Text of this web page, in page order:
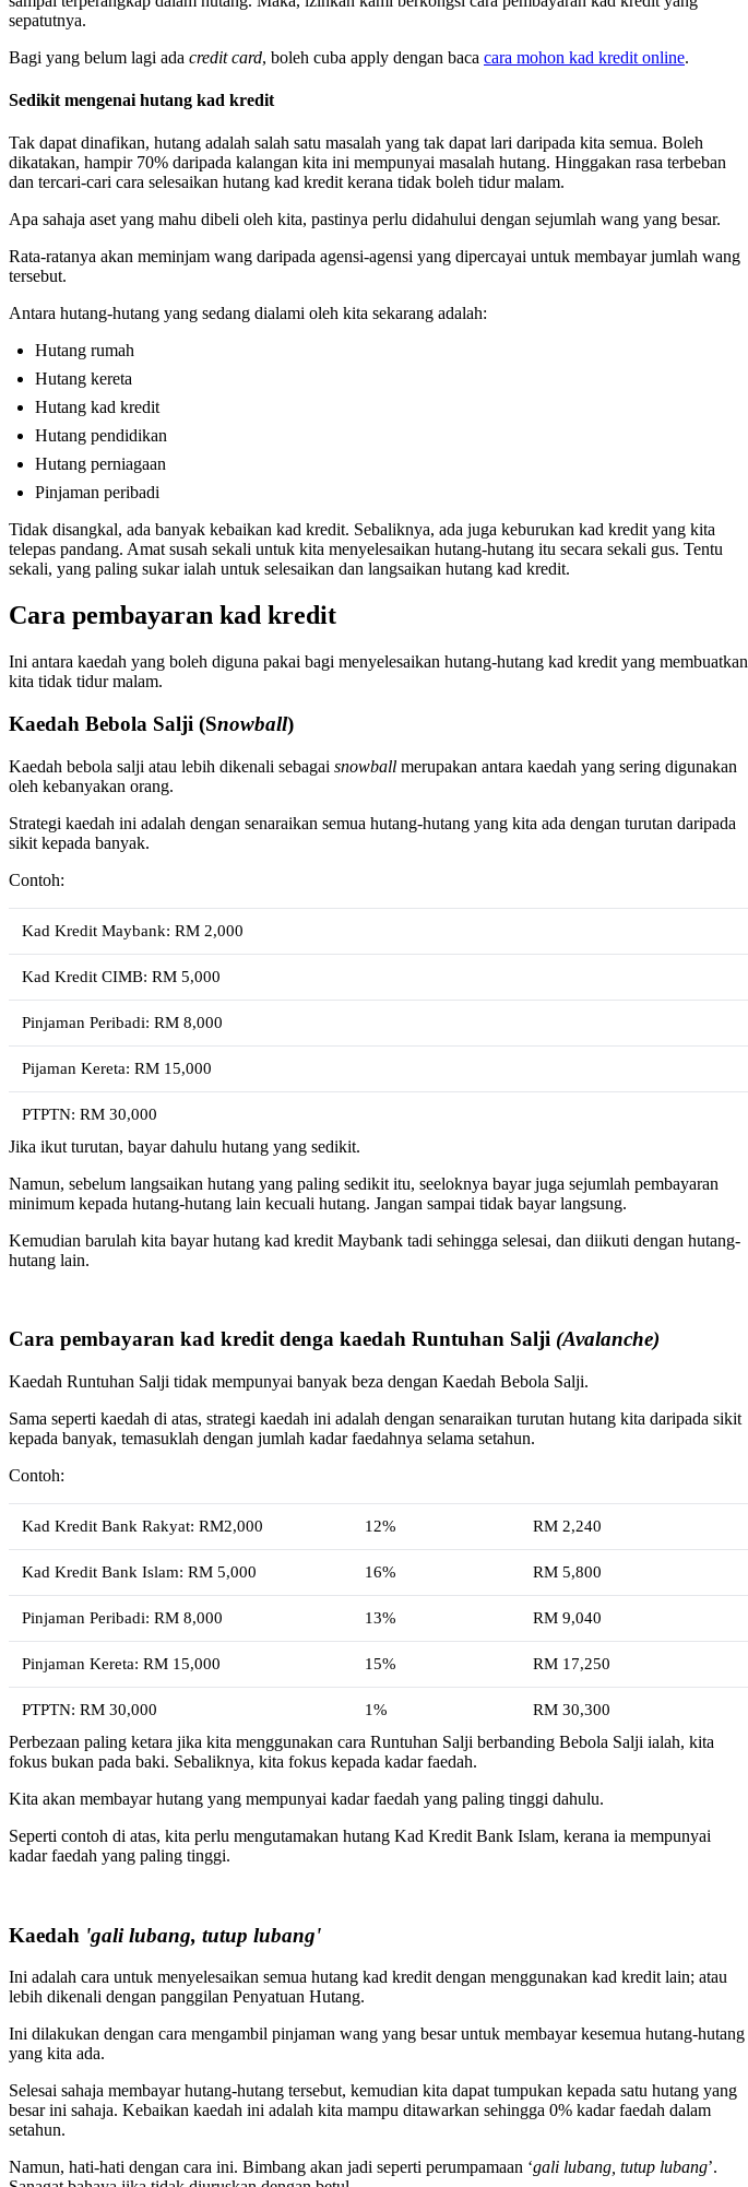
sepatutnya.
Bagi yang belum lagi ada credit card, boleh cuba apply dengan baca cara mohon kad kredit online.
Sedikit mengenai hutang kad kredit
Tak dapat dinafikan, hutang adalah salah satu masalah yang tak dapat lari daripada kita semua. Boleh
dikatakan, hampir 70% daripada kalangan kita ini mempunyai masalah hutang. Hinggakan rasa terbeban
dan tercari-cari cara selesaikan hutang kad kredit kerana tidak boleh tidur malam.
Apa sahaja aset yang mahu dibeli oleh kita, pastinya perlu didahului dengan sejumlah wang yang besar.
Rata-ratanya akan meminjam wang daripada agensi-agensi yang dipercayai untuk membayar jumlah wang
tersebut.
Antara hutang-hutang yang sedang dialami oleh kita sekarang adalah:
Hutang rumah
Hutang kereta
Hutang kad kredit
Hutang pendidikan
Hutang perniagaan
Pinjaman peribadi
Tidak disangkal, ada banyak kebaikan kad kredit. Sebaliknya, ada juga keburukan kad kredit yang kita
telepas pandang. Amat susah sekali untuk kita menyelesaikan hutang-hutang itu secara sekali gus. Tentu
sekali, yang paling sukar ialah untuk selesaikan dan langsaikan hutang kad kredit.
Cara pembayaran kad kredit
Ini antara kaedah yang boleh diguna pakai bagi menyelesaikan hutang-hutang kad kredit yang membuatkan
kita tidak tidur malam.
Kaedah Bebola Salji (Snowball)
Kaedah bebola salji atau lebih dikenali sebagai snowball merupakan antara kaedah yang sering digunakan
oleh kebanyakan orang.
Strategi kaedah ini adalah dengan senaraikan semua hutang-hutang yang kita ada dengan turutan daripada
sikit kepada banyak.
Contoh:
Kad Kredit Maybank: RM 2,000
Kad Kredit CIMB: RM 5,000
Pinjaman Peribadi: RM 8,000
Pijaman Kereta: RM 15,000
PTPTN: RM 30,000
Jika ikut turutan, bayar dahulu hutang yang sedikit.
Namun, sebelum langsaikan hutang yang paling sedikit itu, seeloknya bayar juga sejumlah pembayaran
minimum kepada hutang-hutang lain kecuali hutang. Jangan sampai tidak bayar langsung.
Kemudian barulah kita bayar hutang kad kredit Maybank tadi sehingga selesai, dan diikuti dengan hutang-
hutang lain.
Cara pembayaran kad kredit denga kaedah Runtuhan Salji (Avalanche)
Kaedah Runtuhan Salji tidak mempunyai banyak beza dengan Kaedah Bebola Salji.
Sama seperti kaedah di atas, strategi kaedah ini adalah dengan senaraikan turutan hutang kita daripada sikit
kepada banyak, temasuklah dengan jumlah kadar faedahnya selama setahun.
Contoh:
Kad Kredit Bank Rakyat: RM2,000 12% RM 2,240
Kad Kredit Bank Islam: RM 5,000 16% RM 5,800
Pinjaman Peribadi: RM 8,000 13% RM 9,040
Pinjaman Kereta: RM 15,000 15% RM 17,250
PTPTN: RM 30,000 1% RM 30,300
Perbezaan paling ketara jika kita menggunakan cara Runtuhan Salji berbanding Bebola Salji ialah, kita
fokus bukan pada baki. Sebaliknya, kita fokus kepada kadar faedah.
Kita akan membayar hutang yang mempunyai kadar faedah yang paling tinggi dahulu.
Seperti contoh di atas, kita perlu mengutamakan hutang Kad Kredit Bank Islam, kerana ia mempunyai
kadar faedah yang paling tinggi.
Kaedah 'gali lubang, tutup lubang'
Ini adalah cara untuk menyelesaikan semua hutang kad kredit dengan menggunakan kad kredit lain; atau
lebih dikenali dengan panggilan Penyatuan Hutang.
Ini dilakukan dengan cara mengambil pinjaman wang yang besar untuk membayar kesemua hutang-hutang
yang kita ada.
Selesai sahaja membayar hutang-hutang tersebut, kemudian kita dapat tumpukan kepada satu hutang yang
besar ini sahaja. Kebaikan kaedah ini adalah kita mampu ditawarkan sehingga 0% kadar faedah dalam
setahun.
Namun, hati-hati dengan cara ini. Bimbang akan jadi seperti perumpamaan ‘gali lubang, tutup lubang’.